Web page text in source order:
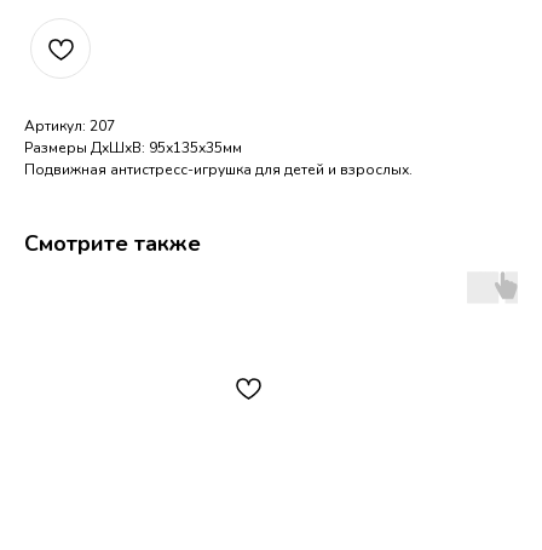
Артикул: 207
Размеры ДхШхВ: 95х135х35мм
Подвижная антистресс-игрушка для детей и взрослых.
Смотрите также